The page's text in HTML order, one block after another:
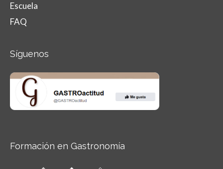
Escuela
FAQ
Síguenos
Formación en Gastronomía